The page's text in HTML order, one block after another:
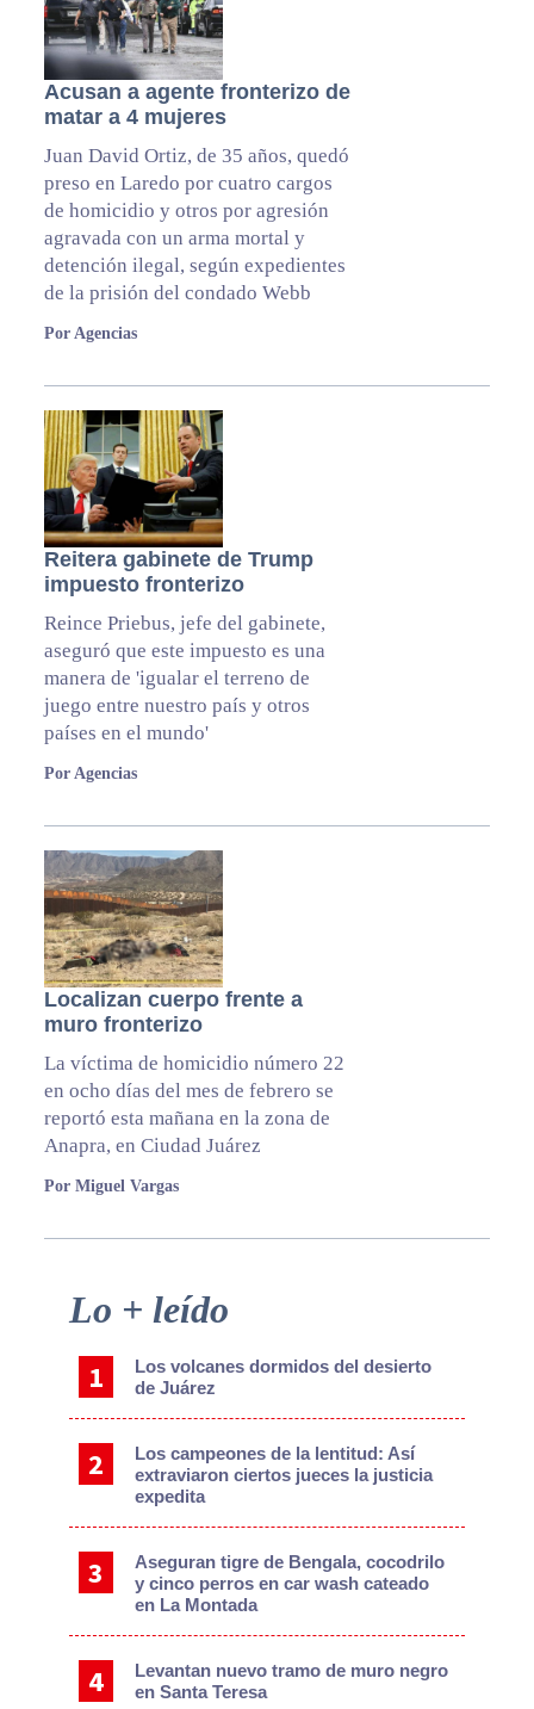
Acusan a agente fronterizo de
matar a 4 mujeres
Juan David Ortiz, de 35 años, quedó
preso en Laredo por cuatro cargos
de homicidio y otros por agresión
agravada con un arma mortal y
detención ilegal, según expedientes
de la prisión del condado Webb
Por Agencias
Reitera gabinete de Trump
impuesto fronterizo
Reince Priebus, jefe del gabinete,
aseguró que este impuesto es una
manera de 'igualar el terreno de
juego entre nuestro país y otros
países en el mundo'
Por Agencias
Localizan cuerpo frente a
muro fronterizo
La víctima de homicidio número 22
en ocho días del mes de febrero se
reportó esta mañana en la zona de
Anapra, en Ciudad Juárez
Por Miguel Vargas
Primary
Sidebar
Lo + leído
Los volcanes dormidos del desierto
de Juárez
Los campeones de la lentitud: Así
extraviaron ciertos jueces la justicia
expedita
Aseguran tigre de Bengala, cocodrilo
y cinco perros en car wash cateado
en La Montada
Levantan nuevo tramo de muro negro
en Santa Teresa